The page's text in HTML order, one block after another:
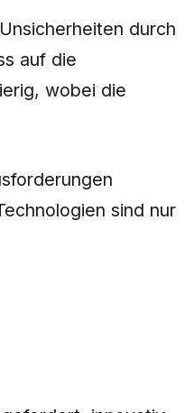
durch
auf die
wobei die
sind nur